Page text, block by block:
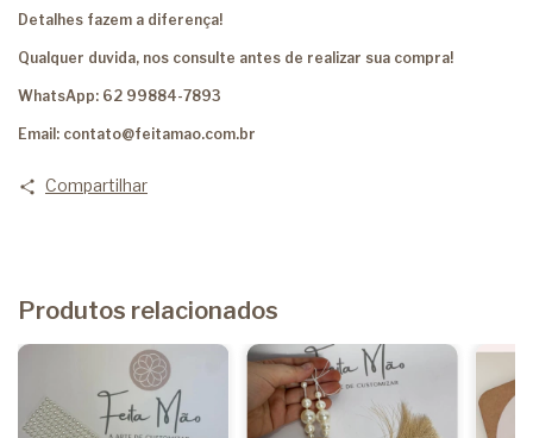
Detalhes fazem a diferença!
Qualquer duvida, nos consulte antes de realizar sua compra!
WhatsApp: 62 99884-7893
Email: contato@feitamao.com.br
Compartilhar
Produtos relacionados